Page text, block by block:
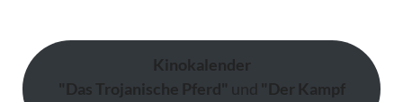
Kinokalender
"Das Trojanische Pferd" und "Der Kampf